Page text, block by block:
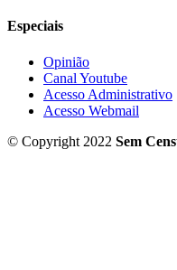
Especiais
Opinião
Canal Youtube
Acesso Administrativo
Acesso Webmail
© Copyright 2022 Sem